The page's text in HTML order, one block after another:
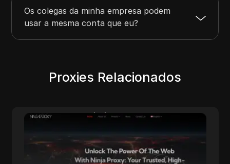
Os colegas da minha empresa podem
usar a mesma conta que eu?
Proxies Relacionados
NinjaProxy
NinjaProxy é um fornecedor popular de
serviços com mais de 10 anos de história
oferecendo proxies de alta qualidade para